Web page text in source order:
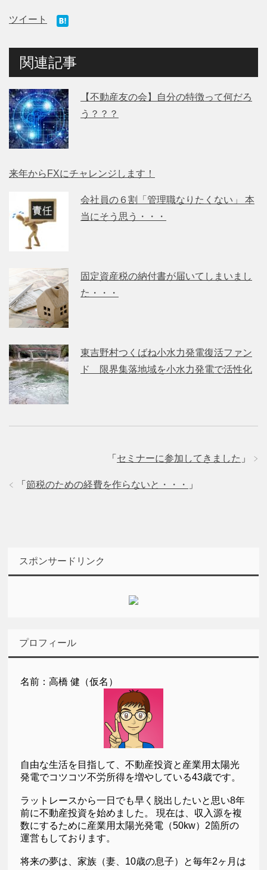
ツイート
関連記事
【不動産友の会】自分の特徴って何だろ
う？？？
来年からFXにチャレンジします！
会社員の６割「管理職なりたくない」 本
当にそう思う・・・
固定資産税の納付書が届いてしまいまし
た・・・
東吉野村つくばね小水力発電復活ファン
ド 限界集落地域を小水力発電で活性化
「 セミナーに参加してきました 」
「 節税のための経費を作らないと・・・ 」
スポンサードリンク
プロフィール
名前：高橋 健（仮名）
自由な生活を目指して、不動産投資と産業用太陽光
発電でコツコツ不労所得を増やしている43歳です。
ラットレースから一日でも早く脱出したいと思い8年
前に不動産投資を始めました。 現在は、収入源を複
数にするために産業用太陽光発電（50kw）2箇所の
運営もしております。
将来の夢は、家族（妻、10歳の息子）と毎年2ヶ月は